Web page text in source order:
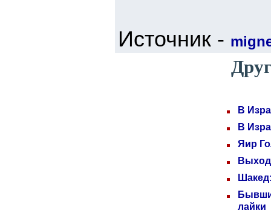
Источник -
В
В
Яир
лайки